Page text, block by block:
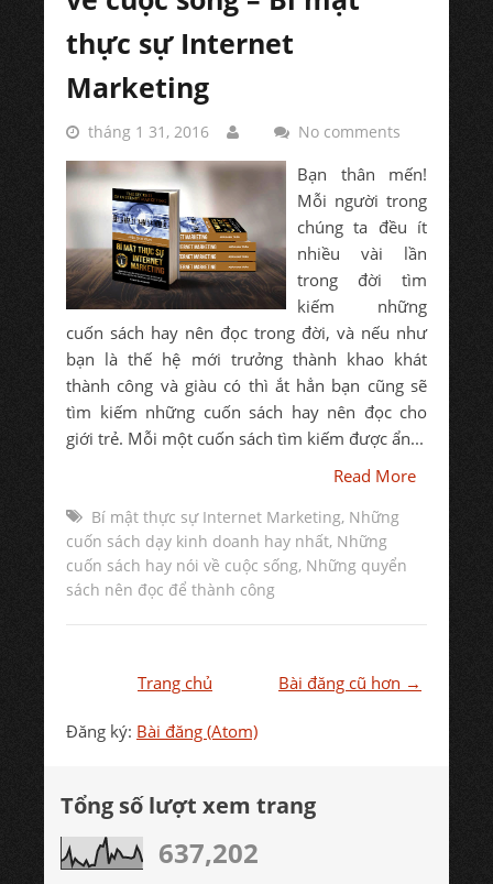
thực sự Internet
Marketing
tháng 1 31, 2016 No comments
Bạn thân mến!
Mỗi người trong
chúng ta đều ít
nhiều vài lần
trong đời tìm
kiếm những
cuốn sách hay nên đọc trong đời, và nếu như
bạn là thế hệ mới trưởng thành khao khát
thành công và giàu có thì ắt hẳn bạn cũng sẽ
tìm kiếm những cuốn sách hay nên đọc cho
giới trẻ. Mỗi một cuốn sách tìm kiếm được ẩn...
Read More
Bí mật thực sự Internet Marketing, Những
cuốn sách dạy kinh doanh hay nhất, Những
cuốn sách hay nói về cuộc sống, Những quyển
sách nên đọc để thành công
Bài đăng cũ hơn →
Trang chủ
Đăng ký: Bài đăng (Atom)
Tổng số lượt xem trang
637,202